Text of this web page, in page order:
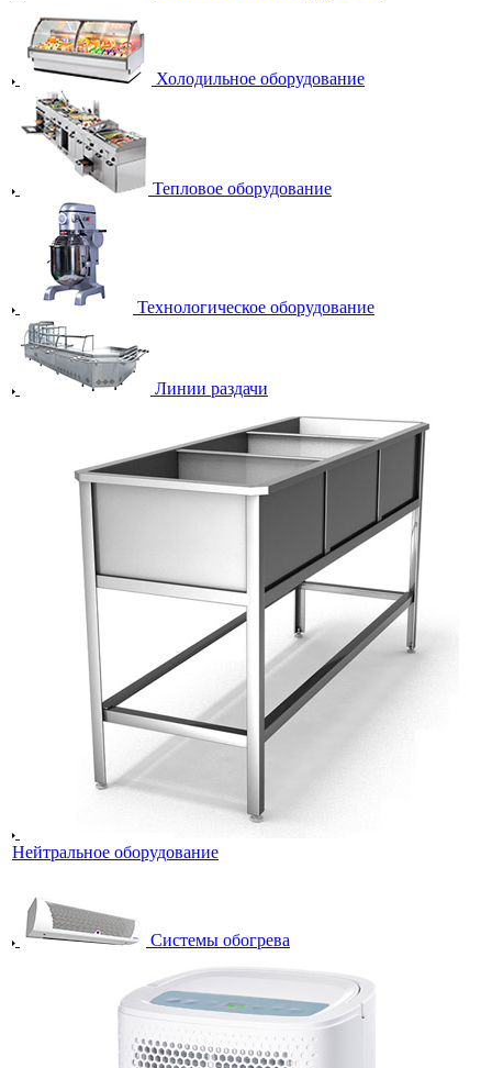
Холодильное оборудование
Тепловое оборудование
Технологическое оборудование
Линии раздачи
Нейтральное оборудование
Системы обогрева